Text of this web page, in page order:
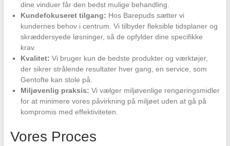
dine vinduer får den bedst mulige behandling.
Kundefokuseret tilgang: Hos Barepuds sætter vi
kundernes behov i centrum. Vi tilbyder fleksible tidsplaner og
skræddersyede løsninger, så de opfylder dine specifikke
krav.
Kvalitet: Vi bruger kun de bedste produkter og værktøjer,
der sikrer strålende resultater hver gang, en service, som
Gentofte kan stole på.
Miljøvenlig praksis: Vi vælger miljøvenlige rengøringsmidler
for at minimere vores påvirkning på miljøet uden at gå på
kompromis med effektiviteten.
Vores Proces